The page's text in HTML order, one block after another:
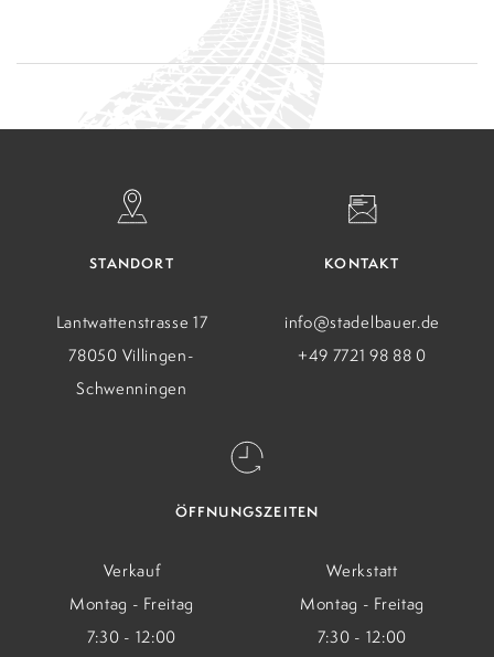
STANDORT
Lantwattenstrasse 17
78050 Villingen-
Schwenningen
ÖFFNUNGSZEITEN
Verkauf
Montag - Freitag
7:30 - 12:00
Werkstatt
Montag - Freitag
7:30 - 12:00
KONTAKT
info@stadelbauer.de
+49 7721 98 88 0